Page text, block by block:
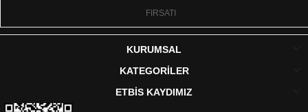
FIRSATI
KURUMSAL
KATEGORİLER
ETBİS KAYDIMIZ